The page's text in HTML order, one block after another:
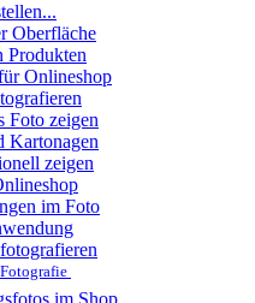
Oberfläche
Produkten
Onlineshop
Foto zeigen
Kartonagen
zeigen
im Foto
im Shop